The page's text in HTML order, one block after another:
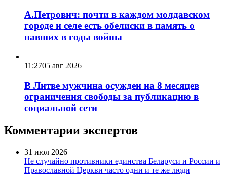
А.Петрович: почти в каждом молдавском
городе и селе есть обелиски в память о
павших в годы войны
11:2705 авг 2026
В Литве мужчина осужден на 8 месяцев
ограничения свободы за публикацию в
социальной сети
Комментарии экспертов
31 июл 2026
Не случайно противники единства Беларуси и России и
Православной Церкви часто одни и те же люди